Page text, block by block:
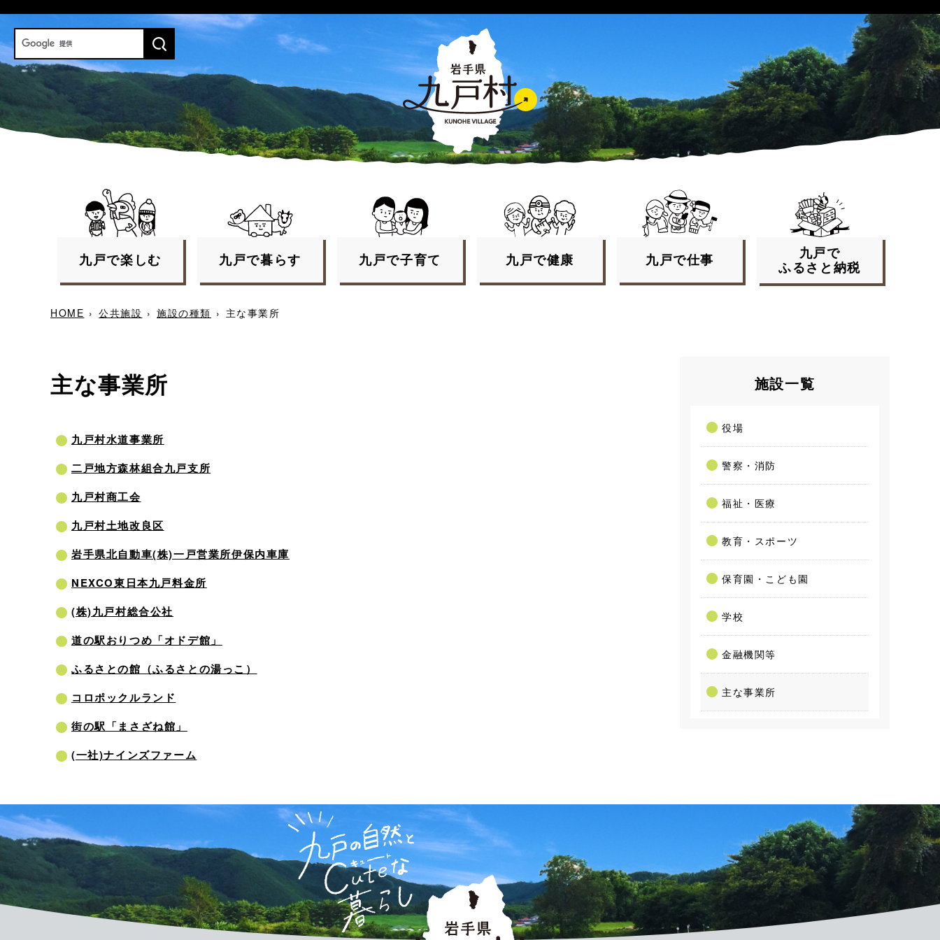
九戸で楽しむ 九戸で暮らす 九戸で子育て 九戸で健康 九戸で仕事
九戸で
ふるさと納税
HOME › 公共施設 › 施設の種類 › 主な事業所
主な事業所
九戸村水道事業所
二戸地方森林組合九戸支所
九戸村商工会
九戸村土地改良区
岩手県北自動車(株)一戸営業所伊保内車庫
NEXCO東日本九戸料金所
(株)九戸村総合公社
道の駅おりつめ「オドデ館」
ふるさとの館（ふるさとの湯っこ）
コロポックルランド
街の駅「まさざね館」
(一社)ナインズファーム
施設一覧
役場
警察・消防
福祉・医療
教育・スポーツ
保育園・こども園
学校
金融機関等
主な事業所